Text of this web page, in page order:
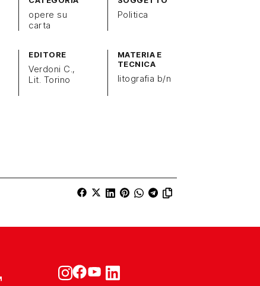
opere su
carta
Politica
EDITORE
Verdoni C.,
Lit. Torino
MATERIA E
TECNICA
litografia b/n